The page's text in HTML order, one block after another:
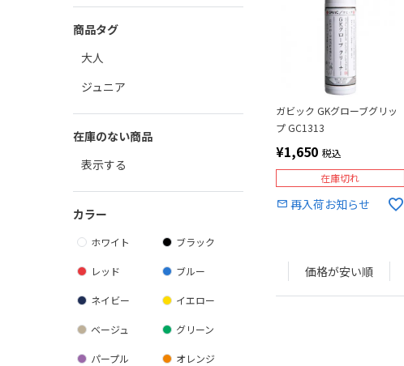
ガビック GKグローブグリッ
プ GC1313
¥1,650 税込
在庫切れ
再入荷お知らせ
価格が安い順
商品タグ
大人
ジュニア
在庫のない商品
表示する
カラー
ホワイト ブラック
レッド ブルー
ネイビー イエロー
ベージュ グリーン
パープル オレンジ